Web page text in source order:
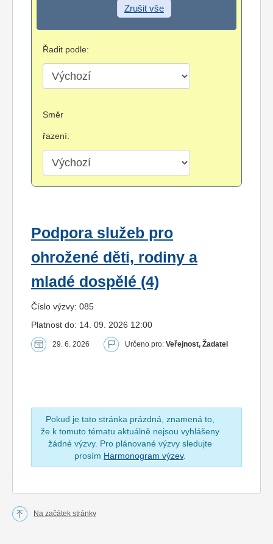
Zrušit vše
Řadit podle:
Směr
řazení:
Podpora služeb pro
ohrožené děti, rodiny a
mladé dospělé (4)
Číslo výzvy: 085
Platnost do: 14. 09. 2026 12:00
29. 6. 2026 Určeno pro: Veřejnost, Žadatel
Pokud je tato stránka prázdná, znamená to,
že k tomuto tématu aktuálně nejsou vyhlášeny
žádné výzvy. Pro plánované výzvy sledujte
prosím Harmonogram výzev.
Na začátek stránky